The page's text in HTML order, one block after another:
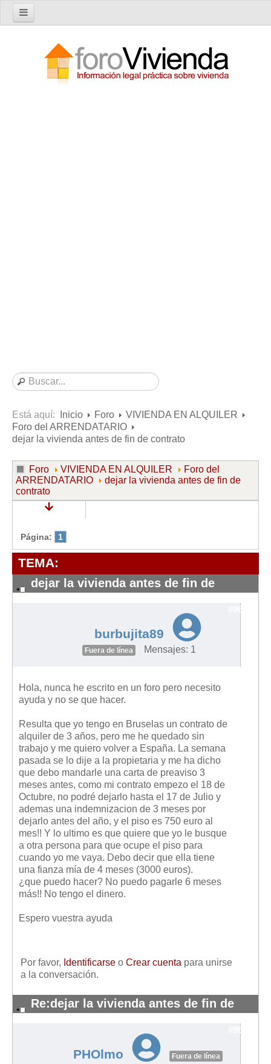
Nuevo tema
Contratos de Arrendamiento
De uso distinto al de vivienda
Otros contratos de Arrendamiento
Para contratos posteriores al 6 de junio de 2013
Para contratos anteriores al 6 de junio de 2013
Para contratos de Renta Antigua
Modelos de Contratos
Requerimientos y comunicaciones
Formularios sobre Propiedad Horizontal
Modelos de Acta de Junta de Propietarios
Requerimientos y comunicaciones
Legislación sobre la Comunidad de Propietarios
Legislación sobre Adquisición de Vivienda en Propiedad
Legislación de interés práctico
Diccionario
Usuario
Entrar / Salir
Mis boletines
Está aquí: Inicio Foro
VIVIENDA EN ALQUILER
Foro del ARRENDATARIO
dejar la vivienda antes de fin de contrato
Foro VIVIENDA EN ALQUILER
Foro del
ARRENDATARIO
dejar la vivienda antes de fin de
contrato
Página: 1
TEMA:
dejar la vivienda antes de fin de
contrato
#9629
burbujita89
Fuera de línea Mensajes: 1
Hola, nunca he escrito en un foro pero necesito
ayuda y no se que hacer.
Resulta que yo tengo en Bruselas un contrato de
alquiler de 3 años, pero me he quedado sin
trabajo y me quiero volver a España. La semana
pasada se lo dije a la propietaria y me ha dicho
que debo mandarle una carta de preaviso 3
meses antes, como mi contrato empezo el 18 de
Octubre, no podré dejarlo hasta el 17 de Julio y
ademas una indemnizacion de 3 meses por
dejarlo antes del año, y el piso es 750 euro al
mes!! Y lo ultimo es que quiere que yo le busque
a otra persona para que ocupe el piso para
cuando yo me vaya. Debo decir que ella tiene
una fianza mía de 4 meses (3000 euros).
¿que puedo hacer? No puedo pagarle 6 meses
más!! No tengo el dinero.
Espero vuestra ayuda
Por favor, Identificarse o Crear cuenta para unirse
a la conversación.
Re:dejar la vivienda antes de fin de
contrato
#9659
PHOlmo Fuera de línea